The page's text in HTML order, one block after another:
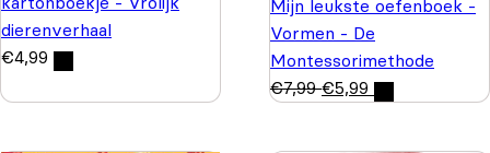
dierenverhaal
€4,99
Mijn leukste oefenboek -
Vormen - De
Montessorimethode
€7,99 €5,99